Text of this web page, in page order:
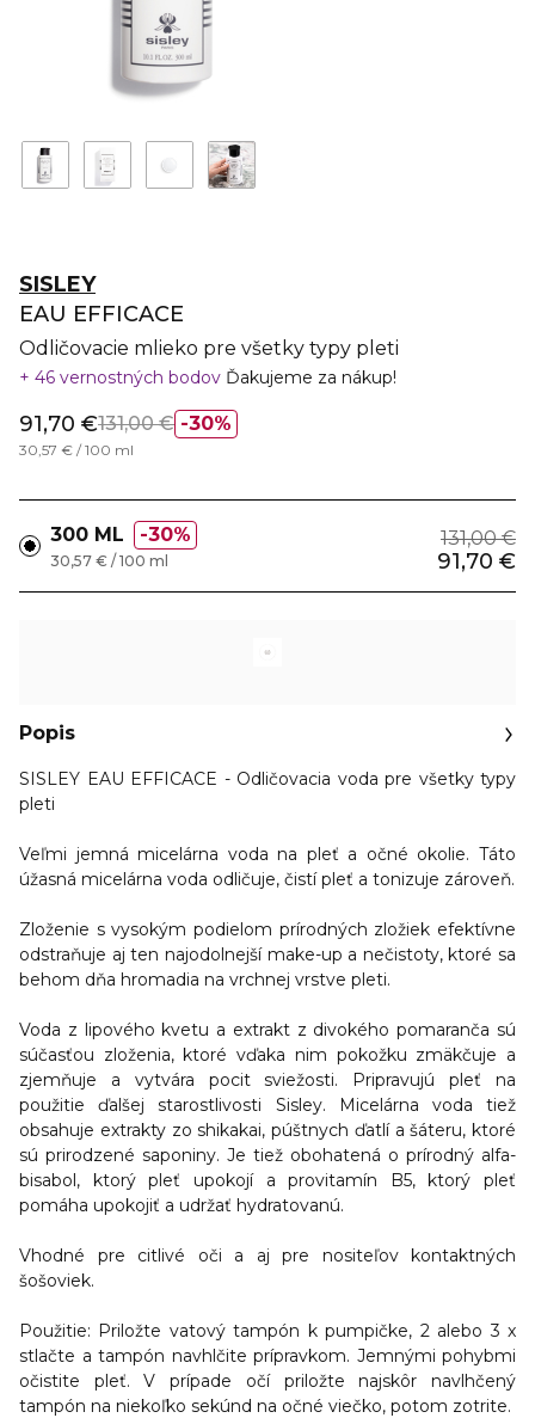
SISLEY
EAU EFFICACE
Odličovacie mlieko pre všetky typy pleti
46 vernostných bodov Ďakujeme za nákup!
30%
91,70 €131,00 €
30,57 € / 100 ml
300 ML 30% 131,00 €
91,70 €
30,57 € / 100 ml
Popis
SISLEY EAU EFFICACE - Odličovacia voda pre všetky typy
pleti
Veľmi jemná micelárna voda na pleť a očné okolie. Táto
úžasná micelárna voda odličuje, čistí pleť a tonizuje zároveň.
Zloženie s vysokým podielom prírodných zložiek efektívne
odstraňuje aj ten najodolnejší make-up a nečistoty, ktoré sa
behom dňa hromadia na vrchnej vrstve pleti.
Voda z lipového kvetu a extrakt z divokého pomaranča sú
súčasťou zloženia, ktoré vďaka nim pokožku zmäkčuje a
zjemňuje a vytvára pocit sviežosti. Pripravujú pleť na
použitie ďalšej starostlivosti Sisley. Micelárna voda tiež
obsahuje extrakty zo shikakai, púštnych ďatlíašáteru, ktoré
sú prirodzené saponiny. Je tiež obohatená o prírodný alfa-
bisabol, ktorý pleť upokojí aprovitamín B5, ktorý pleť
pomáha upokojiť a udržať hydratovanú.
Vhodné pre citlivé oči a aj pre nositeľov kontaktných
šošoviek.
Použitie: Priložte vatový tampón k pumpičke, 2 alebo 3 x
stlačte a tampón navhlčite prípravkom. Jemnými pohybmi
očistite pleť. V prípade očí priložte najskôr navlhčený
tampón na niekoľko sekúnd na očné viečko, potom zotrite.